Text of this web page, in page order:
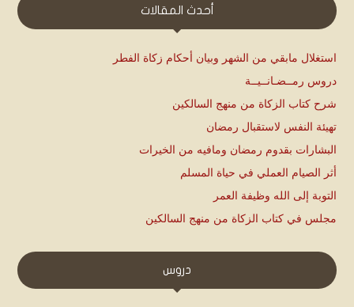
أحدث المقالات
استغلال مابقي من الشهر وبيان أحكام زكاة الفطر
دروس رمــضـانــيــة
شرح كتاب الزكاة من منهج السالكين
تهيئة النفس لاستقبال رمضان
البشارات بقدوم رمضان ومافيه من الخيرات
أثر الصيام العملي في حياة المسلم
التوبة إلى الله وظيفة العمر
مجلس في كتاب الزكاة من منهج السالكين
دروس